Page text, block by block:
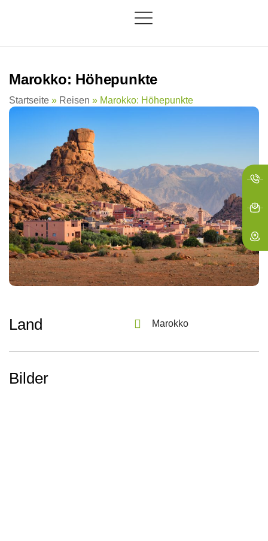
Marokko: Höhepunkte
Startseite » Reisen » Marokko: Höhepunkte
Land Marokko
Bilder